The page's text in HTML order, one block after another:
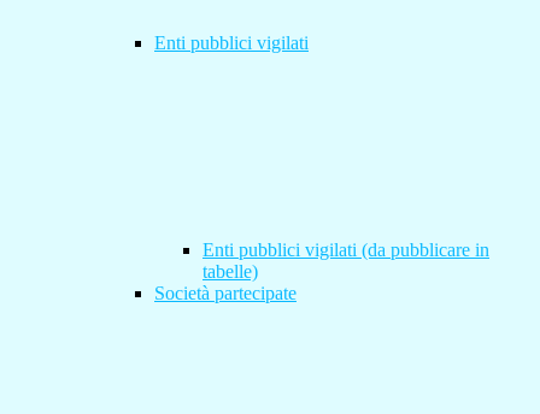
Enti pubblici vigilati
Enti pubblici vigilati (da pubblicare in
tabelle)
Società partecipate